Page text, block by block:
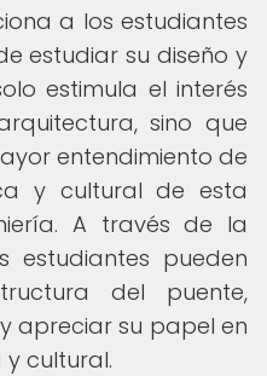
a los estudiantes
estudiar su diseño y
estimula el interés
sino que
entendimiento de
y cultural de esta
A través de la
estudiantes pueden
del puente,
apreciar su papel en
cultural.